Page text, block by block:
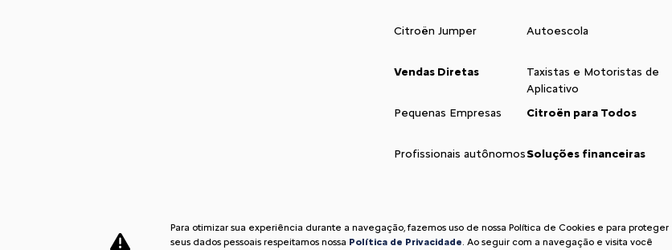
Citroën Jumper
Vendas Diretas
Pequenas Empresas
Profissionais autônomos
Autoescola
Taxistas e Motoristas de
Aplicativo
Citroën para Todos
Soluções financeiras
Para otimizar sua experiência durante a navegação, fazemos uso de nossa Política de Cookies e para proteger
seus dados pessoais respeitamos nossa Política de Privacidade. Ao seguir com a navegação e visita você